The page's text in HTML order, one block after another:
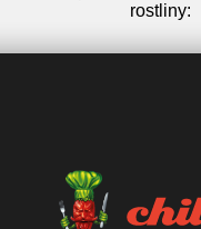
rostliny: